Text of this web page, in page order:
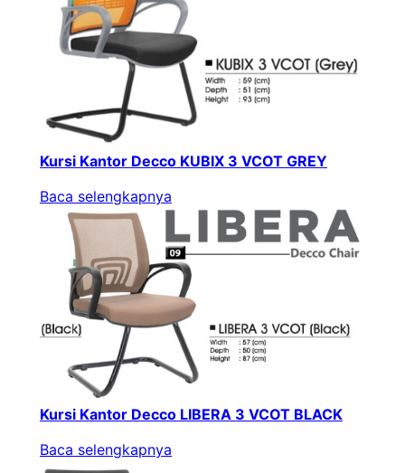
Kursi Kantor Decco KUBIX 3 VCOT GREY
Baca selengkapnya
Kursi Kantor Decco LIBERA 3 VCOT BLACK
Baca selengkapnya